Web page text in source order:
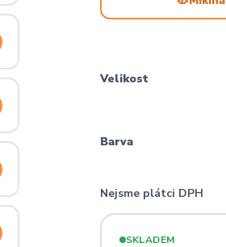
Velikost
Barva
Nejsme plátci DPH
SKLADEM